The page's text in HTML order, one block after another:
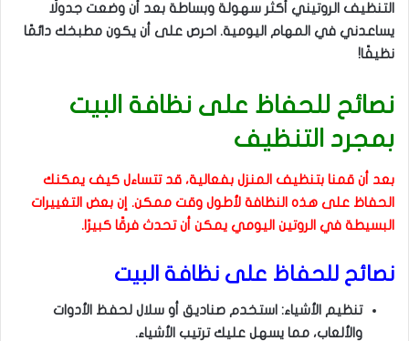
التنظيف الروتيني أكثر سهولة وبساطة بعد أن وضعت جدولًا
يساعدني في المهام اليومية. احرص على أن يكون مطبخك دائمًا
نظيفًا!
نصائح للحفاظ على نظافة البيت
بمجرد التنظيف
بعد أن قمنا بتنظيف المنزل بفعالية، قد تتساءل كيف يمكنك
الحفاظ على هذه النظافة لأطول وقت ممكن. إن بعض التغييرات
البسيطة في الروتين اليومي يمكن أن تحدث فرقًا كبيرًا.
نصائح للحفاظ على نظافة البيت
تنظيم الأشياء: استخدم صناديق أو سلال لحفظ الأدوات
والألعاب، مما يسهل عليك ترتيب الأشياء.